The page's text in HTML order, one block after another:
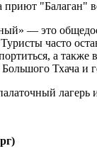
приют "Балаган"
— это
часто
а также
Большого Тхача и